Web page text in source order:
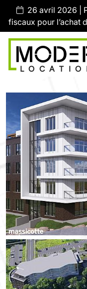
26 avril 2026 |
fiscaux pour l’achat